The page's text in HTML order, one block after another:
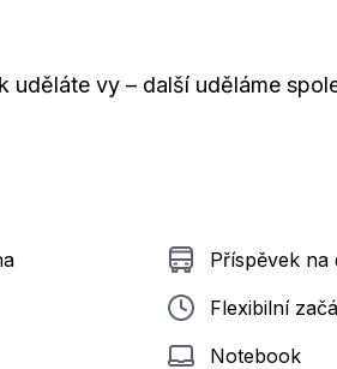
uděláte vy – další uděláme
Příspěvek na
Flexibilní
Notebook